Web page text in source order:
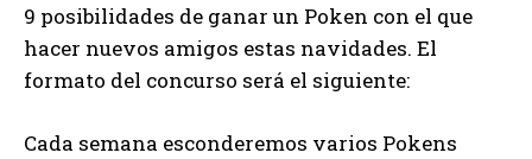
9 posibilidades de ganar un Poken con el que
hacer nuevos amigos estas navidades. El
formato del concurso será el siguiente:
Cada semana esconderemos varios Pokens